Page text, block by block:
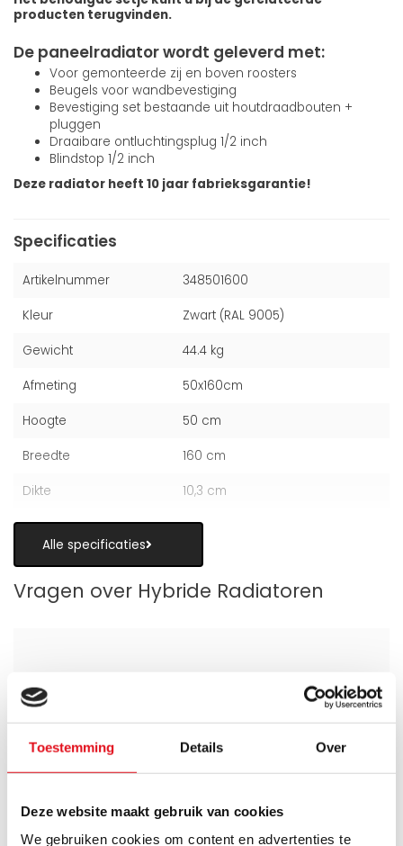
Toestemming Details Over
Deze website maakt gebruik van cookies
We gebruiken cookies om content en advertenties te
producten terugvinden.
De paneelradiator wordt geleverd met:
Voor gemonteerde zij en boven roosters
Beugels voor wandbevestiging
Bevestiging set bestaande uit houtdraadbouten +
pluggen
Draaibare ontluchtingsplug 1/2 inch
Blindstop 1/2 inch
Deze radiator heeft 10 jaar fabrieksgarantie!
Specificaties
Artikelnummer 348501600
Kleur Zwart (RAL 9005)
Gewicht 44.4 kg
Afmeting 50x160cm
Hoogte 50 cm
Breedte 160 cm
Dikte 10,3 cm
Alle specificaties
Vragen over Hybride Radiatoren
Is een hybride paneelradiator geschikt
als alternatief voor vloerverwarming?
Wanneer zijn de warmteboosters het
Wat is technisch gezien een hybride